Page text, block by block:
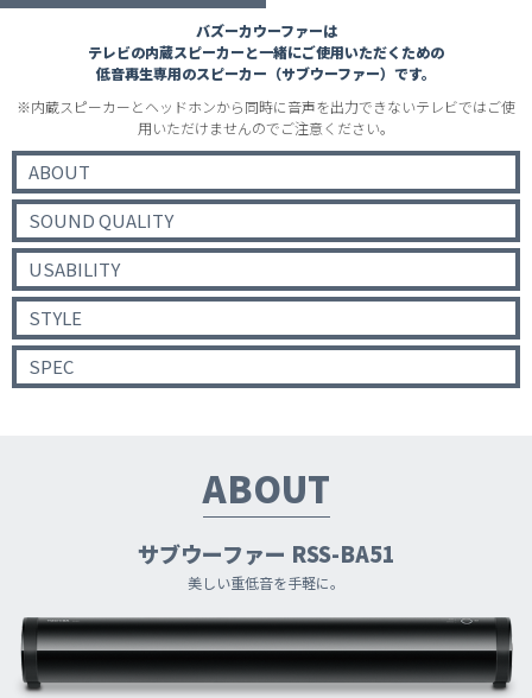
バズーカウーファーは
テレビの内蔵スピーカーと一緒にご使用いただくための
低音再生専用のスピーカー（サブウーファー）です。
※内蔵スピーカーとヘッドホンから同時に音声を出力できないテレビではご使
用いただけませんのでご注意ください。
ABOUT
SOUND QUALITY
USABILITY
STYLE
SPEC
ABOUT
サブウーファー RSS-BA51
美しい重低音を手軽に。